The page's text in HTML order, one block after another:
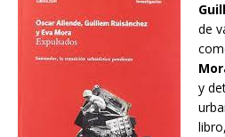
de
y
libro,